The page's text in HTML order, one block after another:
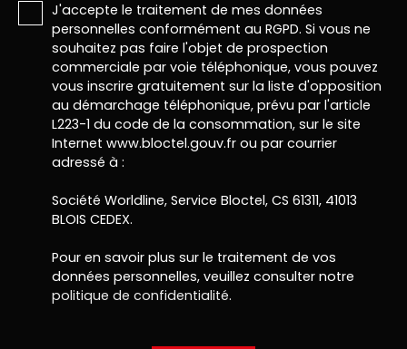
J'accepte le traitement de mes données
personnelles conformément au RGPD. Si vous ne
souhaitez pas faire l'objet de prospection
commerciale par voie téléphonique, vous pouvez
vous inscrire gratuitement sur la liste d'opposition
au démarchage téléphonique, prévu par l'article
L223-1 du code de la consommation, sur le site
Internet www.bloctel.gouv.fr ou par courrier
adressé à :
Société Worldline, Service Bloctel, CS 61311, 41013
BLOIS CEDEX.
Pour en savoir plus sur le traitement de vos
données personnelles, veuillez consulter notre
politique de confidentialité.